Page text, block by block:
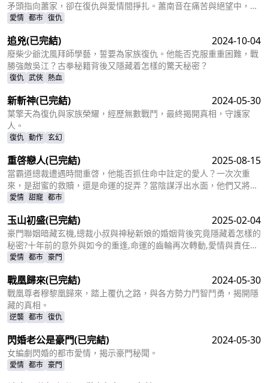
矛頭指向蕭家，卻在復仇與愛情間掙扎。蕭南音在痛苦與絕望中，尋
找真相，力圖洗清父親的冤屈。
愛情 都市 復仇
追兇(已完結) 2024-10-04
廢柴少爺沈風拜師學藝，誓要為家族復仇。他能否克服重重困難，戰
勝強敵吳江？古拳秘籍背後又隱藏着怎樣的驚天秘密？
復仇 武俠 熱血
新斬神(已完結) 2024-05-30
葉擎天為復仇與家族榮耀，經歷無數戰鬥，最終揭開真相，守護家
人。
復仇 動作 玄幻
重啓戀人(已完結) 2025-08-15
當霸道總裁遭遇時間重啓，他能否抓住命中註定的愛人？一次次重
來，是甜蜜的救贖，還是命運的捉弄？當陰謀浮出水面，他們又將如
何守護這份來之不易的愛情？
愛情 甜寵 都市
玉山初盛(已完結) 2025-02-04
豪門聯姻暗藏玄機,總裁小叔與神秘新娘的婚姻背後究竟隱藏着怎樣的
秘密?十年前的意外與如今的重逢,命運的齒輪再次轉動,愛情與責任的
抉擇即將揭曉。
愛情 都市 豪門
戰凰歸來(已完結) 2024-05-30
戰凰尊者穆黎凰歸來，踏上覆仇之路，與各方勢力鬥智鬥勇，揭開隱
藏的真相。
逆襲 都市 復仇
閃婚老公是豪門(已完結) 2024-05-30
女編劇閃婚的都市愛情，揭示豪門秘聞。
愛情 都市 豪門